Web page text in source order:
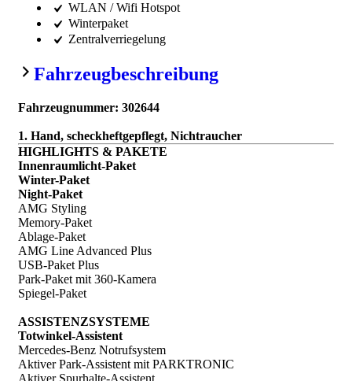
WLAN / Wifi Hotspot
Winterpaket
Zentralverriegelung
Fahrzeugbeschreibung
Fahrzeugnummer: 302644
1. Hand, scheckheftgepflegt, Nichtraucher
HIGHLIGHTS & PAKETE
Innenraumlicht-Paket
Winter-Paket
Night-Paket
AMG Styling
Memory-Paket
Ablage-Paket
AMG Line Advanced Plus
USB-Paket Plus
Park-Paket mit 360-Kamera
Spiegel-Paket
ASSISTENZSYSTEME
Totwinkel-Assistent
Mercedes-Benz Notrufsystem
Aktiver Park-Assistent mit PARKTRONIC
Aktiver Spurhalte-Assistent